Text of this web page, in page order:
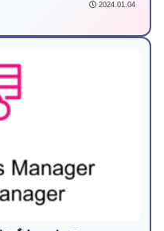
い場合には、EC2で
インスタンスの構築
2024.01.04